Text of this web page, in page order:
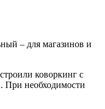
– для магазинов и
коворкинг с
При необходимости